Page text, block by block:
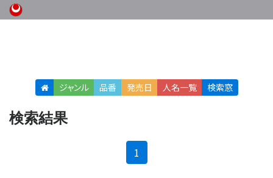
ジャンル 品番 発売日 人名一覧 検索窓
検索結果
1